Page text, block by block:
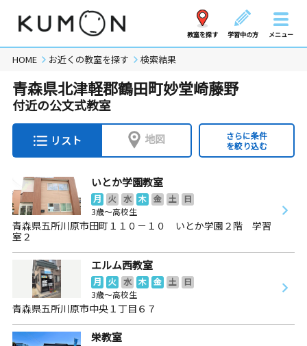
教室を探す 学習中の方 メニュー
HOME お近くの教室を探す 検索結果
青森県北津軽郡鶴田町妙堂崎藤野
付近の公文式教室
リスト 地図
さらに条件
を絞り込む
いとか学園教室
月 火 水 木 金 土
日
3歳～高校生
青森県五所川原市田町１１０－１０ いとか学園２階 学習
室２
エルム西教室
月 火 水 木 金 土
日
3歳～高校生
青森県五所川原市中央１丁目６７
栄教室